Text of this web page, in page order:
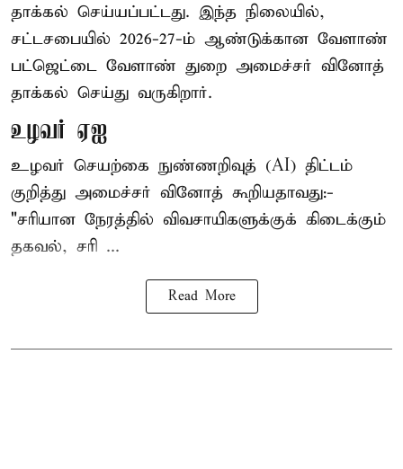
தாக்கல் செய்யப்பட்டது. இந்த நிலையில்,
சட்டசபையில் 2026-27-ம் ஆண்டுக்கான வேளாண்
பட்ஜெட்டை வேளாண் துறை அமைச்சர் வினோத்
தாக்கல் செய்து வருகிறார்.
உழவர் ஏஐ
உழவர் செயற்கை நுண்ணறிவுத் (AI) திட்டம்
குறித்து அமைச்சர் வினோத் கூறியதாவது:-
"சரியான நேரத்தில் விவசாயிகளுக்குக் கிடைக்கும்
தகவல், சரி ...
Read More